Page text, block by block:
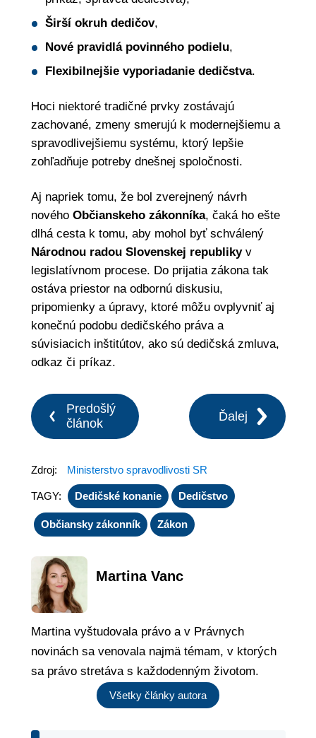
Širší okruh dedičov,
Nové pravidlá povinného podielu,
Flexibilnejšie vyporiadanie dedičstva.
Hoci niektoré tradičné prvky zostávajú
zachované, zmeny smerujú k modernejšiemu a
spravodlivejšiemu systému, ktorý lepšie
zohľadňuje potreby dnešnej spoločnosti.
Aj napriek tomu, že bol zverejnený návrh
nového Občianskeho zákonníka, čaká ho ešte
dlhá cesta k tomu, aby mohol byť schválený
Národnou radou Slovenskej republikyv
legislatívnom procese. Do prijatia zákona tak
ostáva priestor na odbornú diskusiu,
pripomienky a úpravy, ktoré môžu ovplyvniť aj
konečnú podobu dedičského práva a
súvisiacich inštitútov, ako sú dedičská zmluva,
odkaz či príkaz.
Predošlý
článok
Ďalej
Zdroj: Ministerstvo spravodlivosti SR
TAGY: Dedičské konanie Dedičstvo
Občiansky zákonník Zákon
Martina Vanc
Martina vyštudovala právo a v Právnych
novinách sa venovala najmä témam, v ktorých
sa právo stretáva s každodenným životom.
Všetky články autora